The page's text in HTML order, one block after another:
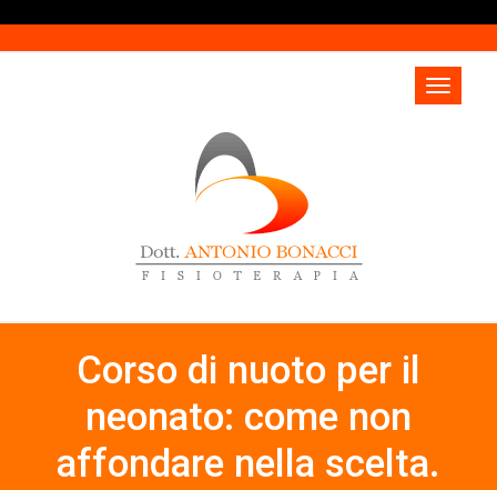
Corso di nuoto per il
neonato: come non
affondare nella scelta.